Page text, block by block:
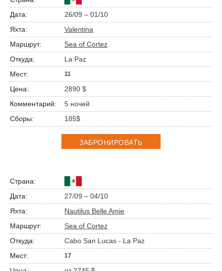
26/09 – 01/10
Valentina
Sea of Cortez
La Paz
11
2890 $
5 ночей
185$
ЗАБРОНИРОВАТЬ
27/09 – 04/10
Nautilus Belle Amie
Sea of Cortez
Cabo San Lucas - La Paz
17